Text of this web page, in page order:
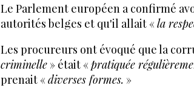
Le Parlement européen a confirmé
autorités belges et qu'il allait « la
Les procureurs ont évoqué que la
criminelle » était « pratiquée
prenait « diverses formes. »